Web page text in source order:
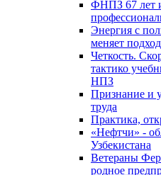
ФНПЗ 67 лет
Энергия с
меняет
Четкость.
тактико
НПЗ
Признание и
труда
Практика,
«Нефтчи» -
Узбекистана
Ветераны
родное